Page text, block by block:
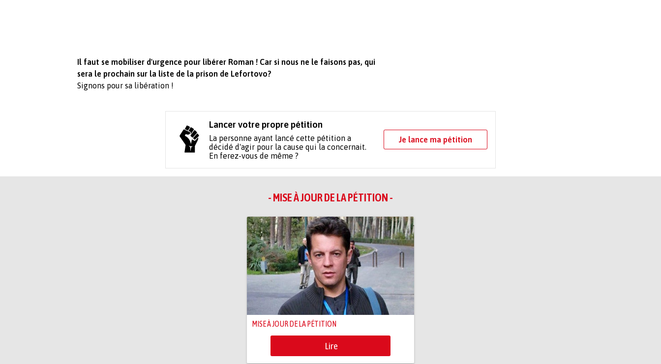
Il faut se mobiliser d'urgence pour libérer Roman ! Car si nous ne le faisons pas, qui
sera le prochain sur la liste de la prison de Lefortovo?
Signons pour sa libération !
Lancer votre propre pétition
La personne ayant lancé cette pétition a
décidé d'agir pour la cause qui la concernait.
En ferez-vous de même ?
Je lance ma pétition
- MISE À JOUR DE LA PÉTITION -
MISE À JOUR DE LA PÉTITION
Lire